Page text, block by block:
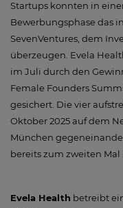
Startups konnten in
Bewerbungsphase das
SevenVentures, dem
überzeugen. Evela
im Juli durch den
Female Founders
gesichert. Die vier
Oktober 2025 auf dem
München
bereits zum zweiten
Evela Health betreibt